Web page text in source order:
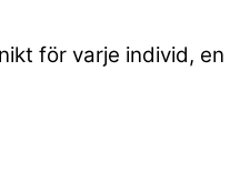
för varje individ,